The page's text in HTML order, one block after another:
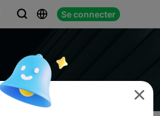
  Se connecter
